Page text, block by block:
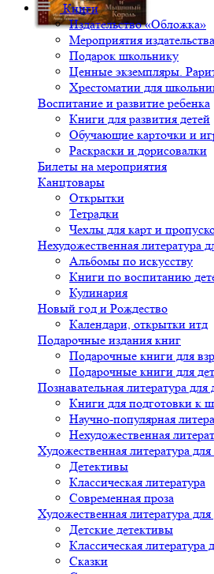
Книги
Издательство «Обложка»
Мероприятия издательства
Подарок школьнику
Ценные экземпляры.
Хрестоматии для
Воспитание и развитие ребенка
Книги для развития детей
Обучающие карточки и
Раскраски и дорисовалки
Билеты на мероприятия
Канцтовары
Открытки
Тетрадки
Чехлы для карт и
Нехудожественная литература
Альбомы по искусству
Книги по воспитанию
Кулинария
Новый год и Рождество
Календари, открытки итд
Подарочные издания книг
Подарочные книги для
Подарочные книги для
Познавательная литература для
Книги для подготовки к
Научно-популярная
Нехудожественная
Художественная литература
Детективы
Классическая литература
Современная проза
Художественная литература для
Детские детективы
Классическая литература
Сказки